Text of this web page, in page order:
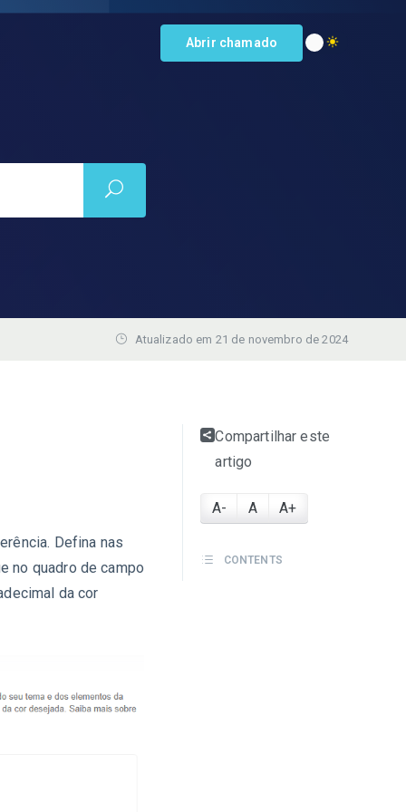
Abrir chamado
Atualizado em 21 de novembro de 2024
Defina nas
no quadro de campo
da cor
Compartilhar este
artigo
A- A A+
CONTENTS